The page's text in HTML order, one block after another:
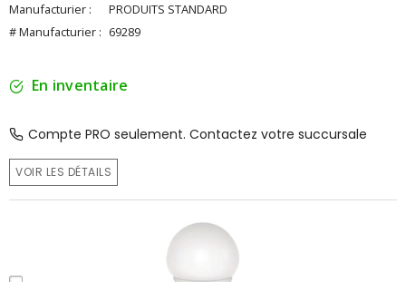
Manufacturier :
PRODUITS STANDARD
# Manufacturier : 69289
En inventaire
Compte PRO seulement. Contactez votre succursale
VOIR LES DÉTAILS